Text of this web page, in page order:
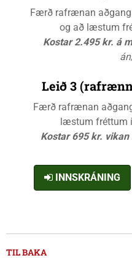
Færð rafrænan
og að læstum
Kostar 2.495 kr. á
Leið 3
Færð rafrænan
læstum fréttum
Kostar 695 kr.
INNSKRÁNING
TIL BAKA